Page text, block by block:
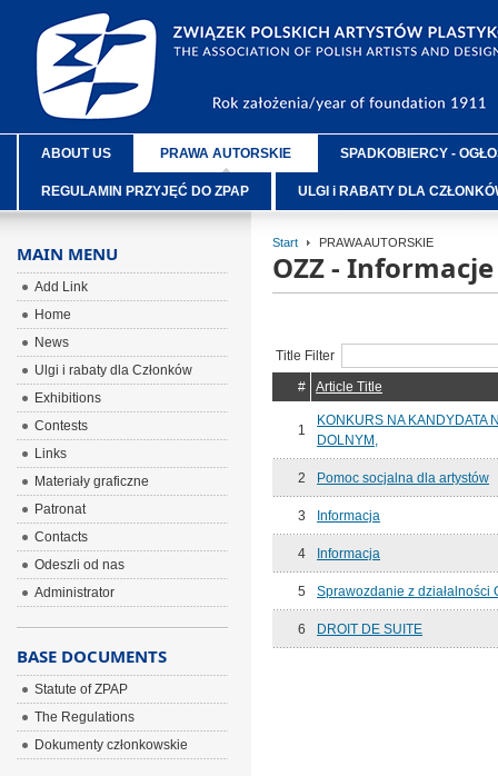
ABOUT US PRAWA AUTORSKIE SPADKOBIERCY -
REGULAMIN PRZYJĘĆ DO ZPAP ULGI i RABATY DLA
Start PRAWA AUTORSKIE
OZZ -
Title Filter
#
Article Title
1
KONKURS NA KANDYDATA
DOLNYM,
2 Pomoc socjalna dla artystów
3 Informacja
4 Informacja
5 Sprawozdanie z działalności
6 DROIT DE SUITE
MAIN MENU
Add Link
Home
News
Ulgi i rabaty dla Członków
Exhibitions
Contests
Links
Materiały graficzne
Patronat
Contacts
Odeszli od nas
Administrator
BASE DOCUMENTS
Statute of ZPAP
The Regulations
Dokumenty członkowskie